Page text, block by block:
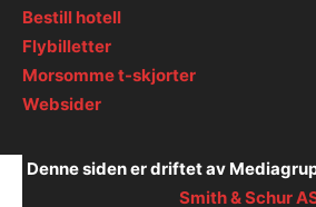
Bestill hotell
Flybilletter
Morsomme t-skjorter
Websider
Denne siden er driftet av
Smith & Schur